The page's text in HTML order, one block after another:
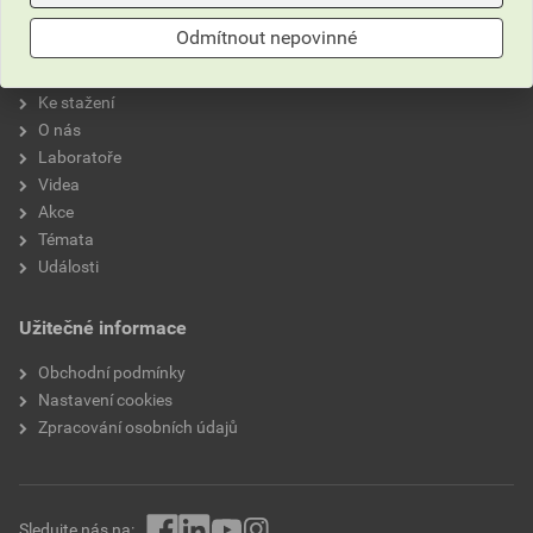
O Stachemě
Ke stažení
O nás
Laboratoře
Videa
Akce
Témata
Události
Užitečné informace
Obchodní podmínky
Nastavení cookies
Zpracování osobních údajů
Odmítnout nepovinné